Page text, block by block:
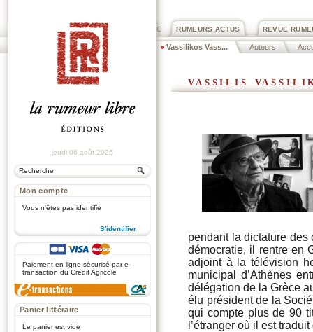
REVUE
RUMEURS ACTUS
PRIX ROGER DEXTRE
Vassilikos Vass... Auteurs
jeudi 06 août 2026
Mon compte
Vous n'êtes pas identifié
S'identifier
Paiement en ligne sécurisé par e-
transaction du Crédit Agricole
Panier littéraire
Le panier est vide
vassilis
pendant la dictature
démocratie, il rentre en
adjoint à la télévision
municipal d’Athènes
délégation de la Grèce
élu président de la
qui compte plus de 90
l’étranger où il est